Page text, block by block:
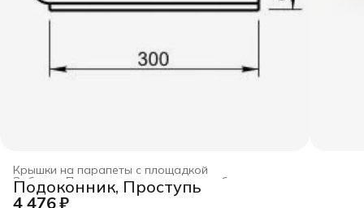
Крышки на парапеты с площадкой
Парапетные крышки для забора
Забор ›
Весь архитектурный декор
Главная ›
Подоконник, Проступь
4 476 ₽